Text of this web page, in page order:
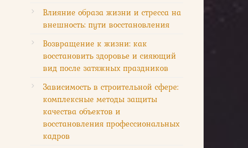
Влияние образа жизни и стресса на
внешность: пути восстановления
Возвращение к жизни: как
восстановить здоровье и сияющий
вид после затяжных праздников
Зависимость в строительной сфере:
комплексные методы защиты
качества объектов и
восстановления профессиональных
кадров